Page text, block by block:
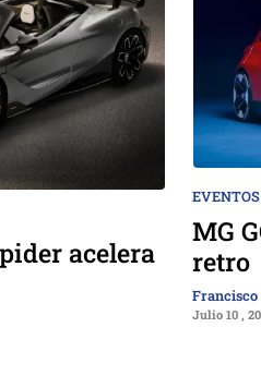
acelera
EVENTOS
MG
retro
Julio 10 ,